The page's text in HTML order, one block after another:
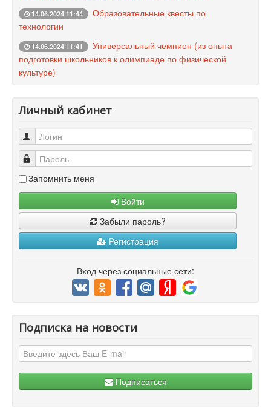
14.06.2024 11:44
Образовательные квесты по
технологии
14.06.2024 11:41
Универсальный чемпион (из опыта
подготовки школьников к олимпиаде по физической
культуре)
Личный кабинет
Логин
Пароль
Запомнить меня
Войти
Забыли пароль?
Регистрация
Вход через социальные сети:
Подписка на новости
Подписаться